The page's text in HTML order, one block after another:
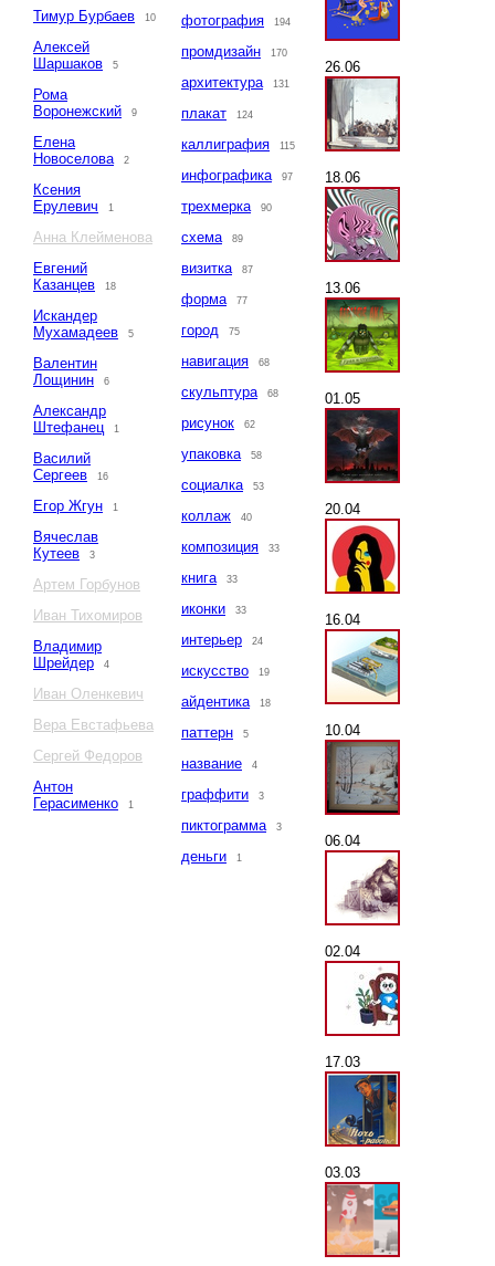
Тимур Бурбаев 10
Алексей
Шаршаков
5
Рома
Воронежский
9
Елена
Новоселова
2
Ксения
Ерулевич
1
Анна Клейменова
Евгений
Казанцев
18
Искандер
Мухамадеев
5
Валентин
Лощинин
6
Александр
Штефанец
1
Василий
Сергеев
16
Егор Жгун 1
Вячеслав
Кутеев
3
Артем Горбунов
Иван Тихомиров
Владимир
Шрейдер
4
Иван Оленкевич
Вера Евстафьева
Сергей Федоров
Антон
Герасименко
1
фотография 194
промдизайн 170
архитектура 131
плакат 124
каллиграфия 115
инфографика 97
трехмерка 90
схема 89
визитка 87
форма 77
город 75
навигация 68
скульптура 68
рисунок 62
упаковка 58
социалка 53
коллаж 40
композиция 33
книга 33
иконки 33
интерьер 24
искусство 19
айдентика 18
паттерн 5
название 4
граффити 3
пиктограмма 3
деньги 1
26.06
18.06
13.06
01.05
20.04
16.04
10.04
06.04
02.04
17.03
03.03